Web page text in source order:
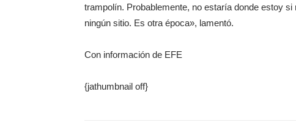
trampolín. Probablemente, no estaría donde estoy
ningún sitio. Es otra época», lamentó.
Con información de EFE
{jathumbnail off}